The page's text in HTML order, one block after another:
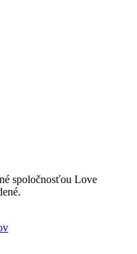
spoločnosťou Love